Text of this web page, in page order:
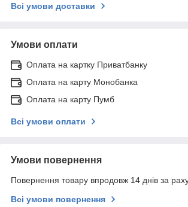
Всі умови доставки
Умови оплати
Оплата на картку Приватбанку
Оплата на карту Монобанка
Оплата на карту Пумб
Всі умови оплати
Умови повернення
Повернення товару впродовж 14 днів за
Всі умови повернення